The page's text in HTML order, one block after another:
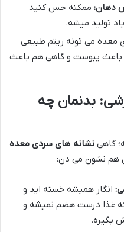
دهان: ممکنه حس کنید
تولید میشه.
معده می تونه ریتم طبیعی
باعث یبوست و گاهی هم باعث
بدنمان چه
گاهینشانه های سردی معده
هم نشون می دن:
انگار همیشه خسته اید و
که غذا درست هضم نمیشه و
بگیره.